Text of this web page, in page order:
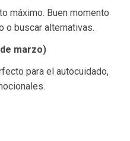
máximo. Buen momento
o buscar alternativas.
marzo)
para el autocuidado,